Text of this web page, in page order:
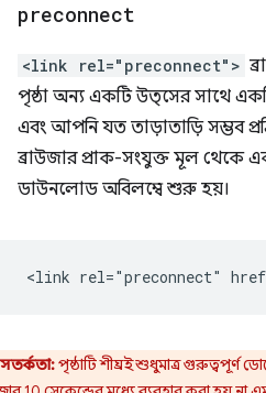
preconnect
<link rel="preconnect">
পৃষ্ঠা অন্য একটি উত্সের সাথে
এবং আপনি যত তাড়াতাড়ি সম্ভব
ব্রাউজার প্রাক-সংযুক্ত মূল থেকে
ডাউনলোড অবিলম্বে শুরু হয়।
সতর্কতা:পৃষ্ঠাটি শীঘ্রই শুধুমাত্র গুরুত্বপূর্ণ